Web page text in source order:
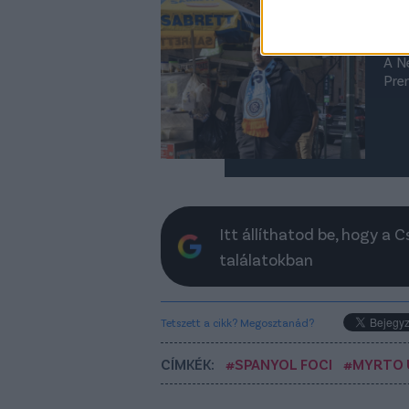
A
Itt állíthatod be, hogy a
találatokban
Tetszett a cikk? Megosztanád?
CÍMKÉK: #SPANYOL FOCI #MYRTO